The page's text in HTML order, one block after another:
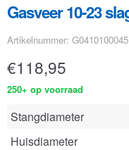
Toepassingen
Klantenservice
FAQ
Gasveer 10-23
Artikelnummer: G0410100045
€118,95
250+ op voorraad
Stangdiameter
Huisdiameter